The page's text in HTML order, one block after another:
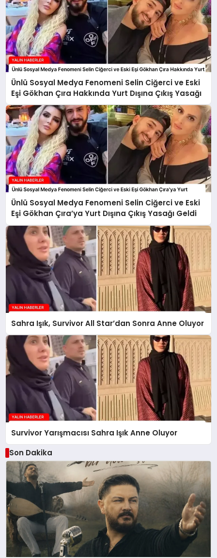
Ünlü Sosyal Medya Fenomeni Selin Ciğerci ve Eski
Eşi Gökhan Çıra Hakkında Yurt Dışına Çıkış Yasağı
Ünlü Sosyal Medya Fenomeni Selin Ciğerci ve Eski
Eşi Gökhan Çıra’ya Yurt Dışına Çıkış Yasağı Geldi
Sahra Işık, Survivor All Star’dan Sonra Anne Oluyor
Survivor Yarışmacısı Sahra Işık Anne Oluyor
Son Dakika